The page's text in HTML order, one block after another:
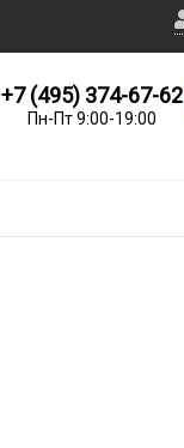
+7 (495) 374-67-62
Пн-Пт 9:00-19:00